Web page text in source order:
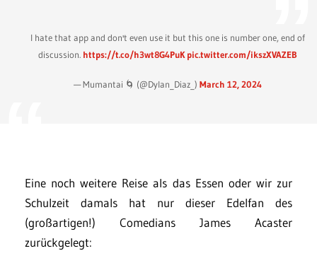
I hate that app and don't even use it but this one is number one, end of
discussion. https://t.co/h3wt8G4PuK pic.twitter.com/ikszXVAZEB
— Mumantai 🌀 (@Dylan_Diaz_) March 12, 2024
Eine noch weitere Reise als das Essen oder wir zur
Schulzeit damals hat nur dieser Edelfan des
(großartigen!) Comedians James Acaster
zurückgelegt: